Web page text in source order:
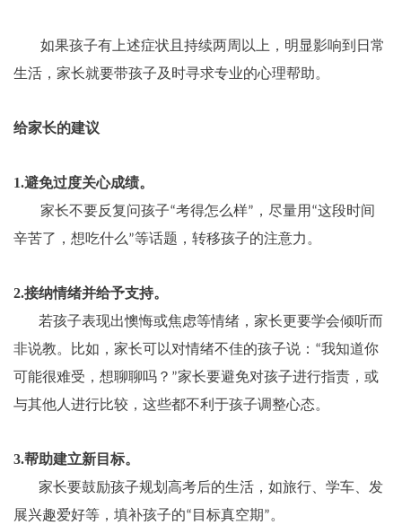
如果孩子有上述症状且持续两周以上，明显影响到日常
生活，家长就要带孩子及时寻求专业的心理帮助。
给家长的建议
1.避免过度关心成绩。
家长不要反复问孩子“考得怎么样” ，尽量用 “这段时间
辛苦了，想吃什么”等话题，转移孩子的注意力。
2.接纳情绪并给予支持。
若孩子表现出懊悔或焦虑等情绪，家长更要学会倾听而
非说教。比如，家长可以对情绪不佳的孩子说： “我知道你
可能很难受，想聊聊吗？ ”家长要避免对孩子进行指责，或
与其他人进行比较，这些都不利于孩子调整心态。
3.帮助建立新目标。
家长要鼓励孩子规划高考后的生活，如旅行、学车、发
展兴趣爱好等，填补孩子的“ 目标真空期”。